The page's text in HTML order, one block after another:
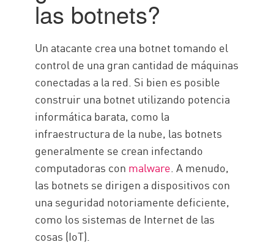
Prevenga ataques con Check
las botnets?
Un atacante crea una botnet tomando el
control de una gran cantidad de máquinas
conectadas a la red. Si bien es posible
construir una botnet utilizando potencia
informática barata, como la
infraestructura de la nube, las botnets
generalmente se crean infectando
computadoras con malware. A menudo,
las botnets se dirigen a dispositivos con
una seguridad notoriamente deficiente,
como los sistemas de Internet de las
cosas (IoT).